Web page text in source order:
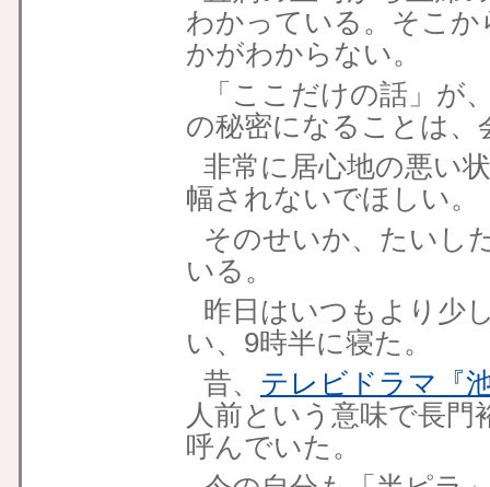
わかっている。そこ
かがわからない。
「ここだけの話」が
の秘密になることは、
非常に居心地の悪い
幅されないでほしい。
そのせいか、たいし
いる。
昨日はいつもより少
い、9時半に寝た。
昔、 テレビドラマ『
人前という意味で長門
呼んでいた。